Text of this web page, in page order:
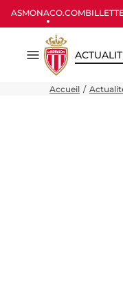
ASMONACO.COM
Menu
Accueil